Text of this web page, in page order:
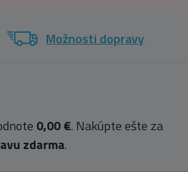
Možnosti dopravy
0,00 €. Nakúpte ešte za
zdarma.